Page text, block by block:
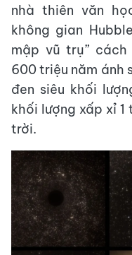
nhà thiên văn
không gian
mập vũ trụ”
600 triệu năm ánh
đen siêu khối
khối lượng xấp xỉ
trời.